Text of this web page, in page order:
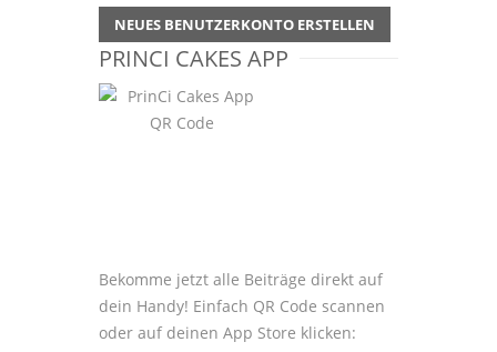
NEUES BENUTZERKONTO ERSTELLEN
PRINCI CAKES APP
Bekomme jetzt alle Beiträge direkt auf
dein Handy! Einfach QR Code scannen
oder auf deinen App Store klicken: